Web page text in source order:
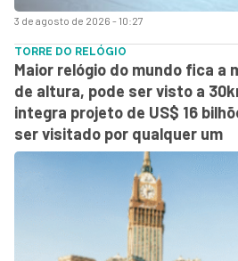
3 de agosto de 2026 - 10:27
TORRE DO RELÓGIO
Maior relógio do mundo fica a
de altura, pode ser visto a
integra projeto de US$ 16
ser visitado por qualquer um